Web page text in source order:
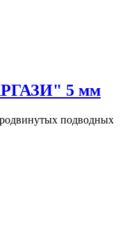
5 мм
подводных